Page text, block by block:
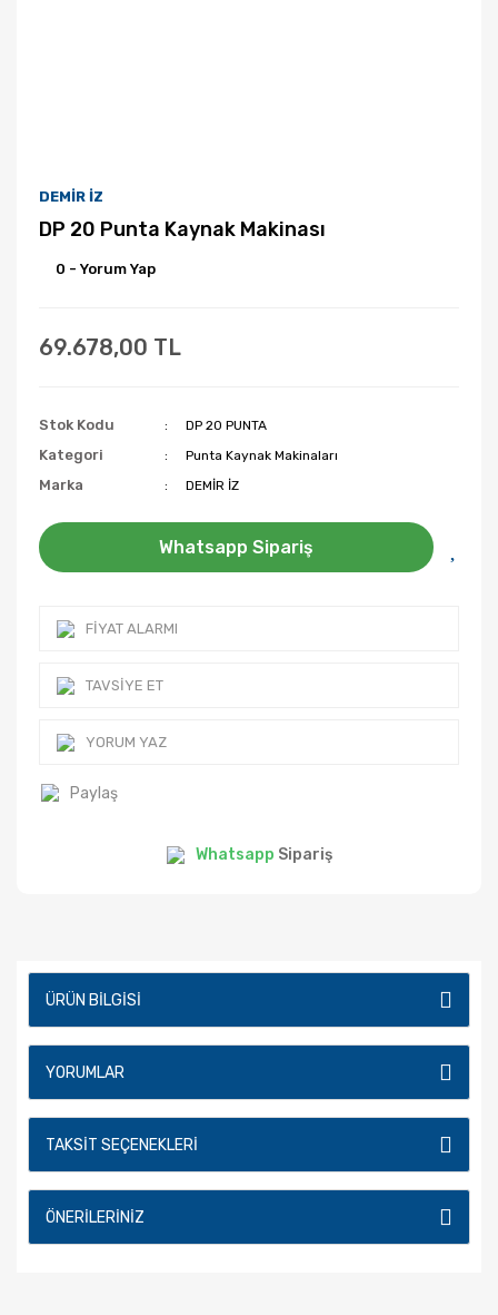
DEMİR İZ
DP 20 Punta Kaynak Makinası
0 - Yorum Yap
69.678,00 TL
Stok Kodu DP 20 PUNTA
Kategori Punta Kaynak Makinaları
Marka DEMİR İZ
Whatsapp Sipariş
FIYAT ALARMI
TAVSIYE ET
YORUM YAZ
Paylaş
Whatsapp Sipariş
ÜRÜN BILGISI
YORUMLAR
TAKSIT SEÇENEKLERI
ÖNERILERINIZ